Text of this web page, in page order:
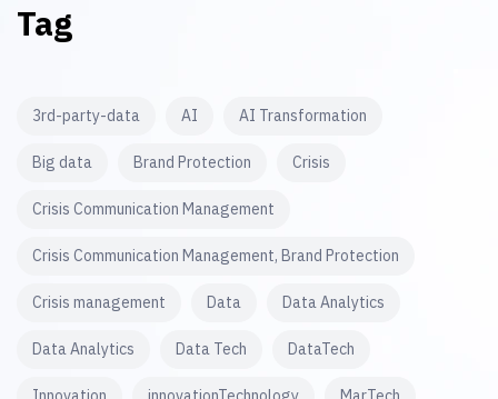
Tag
3rd-party-data AI AI Transformation
Big data Brand Protection Crisis
Crisis Communication Management
Crisis Communication Management, Brand Protection
Crisis management Data Data Analytics
Data Analytics Data Tech DataTech